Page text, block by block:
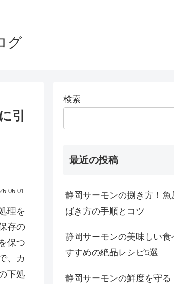
グ
引
理を
存の
保つ
、カ
下処
検索
最近の投稿
静岡サーモンの捌き方！魚
ばき方の手順とコツ
静岡サーモンの美味しい食
すすめの絶品レシピ5選
静岡サーモンの鮮度を守る